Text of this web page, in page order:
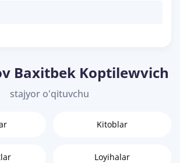
Baxitbek Koptilewvich
stajyor o'qituvchu
Kitoblar
Loyihalar